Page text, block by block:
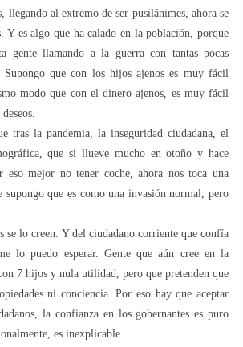
llegando al extremo de ser pusilánimes, ahora se
Y es algo que ha calado en la población, porque
gente llamando a la guerra con tantas pocas
Supongo que con los hijos ajenos es muy fácil
modo que con el dinero ajenos, es muy fácil
tras la pandemia, la inseguridad ciudadana, el
que si llueve mucho en otoño y hace
eso mejor no tener coche, ahora nos toca una
supongo que es como una invasión normal, pero
se lo creen. Y del ciudadano corriente que confía
lo puedo esperar. Gente que aún cree en la
7 hijos y nula utilidad, pero que pretenden que
ni conciencia. Por eso hay que aceptar
la confianza en los gobernantes es puro
es inexplicable.